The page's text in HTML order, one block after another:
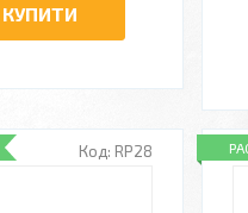
КУПИТИ
RP28